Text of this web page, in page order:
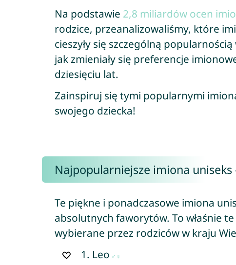
Na podstawie 2,8 miliardów ocen
rodzice, przeanalizowaliśmy, które
cieszyły się szczególną
jak zmieniały się preferencje
dziesięciu lat.
Zainspiruj się tymi popularnymi
swojego dziecka!
Najpopularniejsze imiona uniseks
Te piękne i ponadczasowe imiona
absolutnych faworytów. To właśnie
wybierane przez rodziców w kraju
1. Leo